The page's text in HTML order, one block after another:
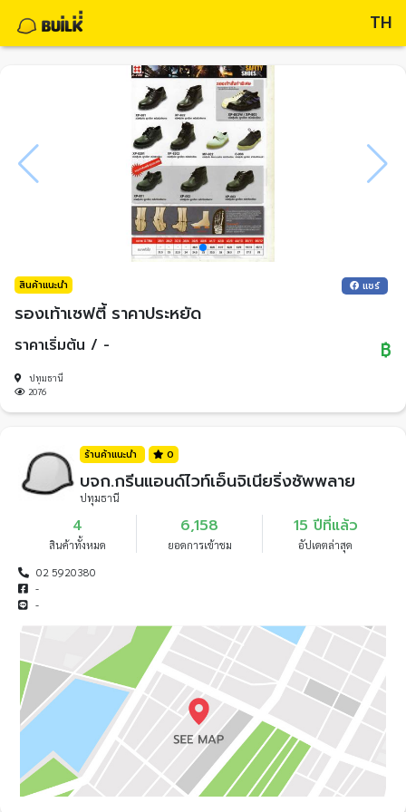
TH
สินค้าแนะนำ แชร์
รองเท้าเซฟตี้ ราคาประหยัด
ราคาเริ่มต้น / - ฿
ปทุมธานี
2076
ร้านค้าแนะนำ 0
บจก.กรีนแอนด์ไวท์เอ็นจิเนียริ่งซัพพลาย
ปทุมธานี
4
สินค้าทั้งหมด
6,158
ยอดการเข้าชม
15 ปีที่แล้ว
อัปเดตล่าสุด
02 5920380
-
-